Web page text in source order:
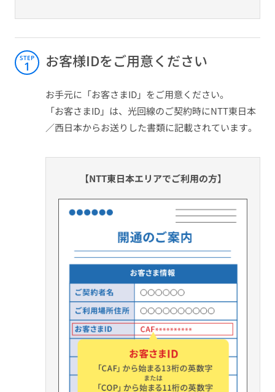
STEP
1 お客様IDをご用意ください
お手元に「お客さまID」をご用意ください。
「お客さまID」は、光回線のご契約時にNTT東日本
／西日本からお送りした書類に記載されています。
【NTT東日本エリアでご利用の方】